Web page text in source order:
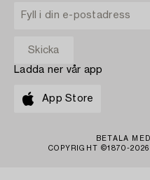
Ladda ner vår app
App Store
BETALA MED
COPYRIGHT ©1870-